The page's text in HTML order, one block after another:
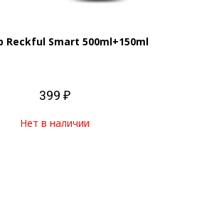
Reckful Smart 500ml+150ml
399 ₽
Нет в наличии